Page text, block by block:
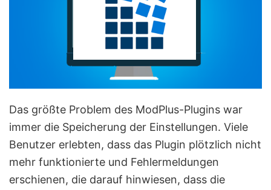
Das größte Problem des ModPlus-Plugins war
immer die Speicherung der Einstellungen. Viele
Benutzer erlebten, dass das Plugin plötzlich nicht
mehr funktionierte und Fehlermeldungen
erschienen, die darauf hinwiesen, dass die